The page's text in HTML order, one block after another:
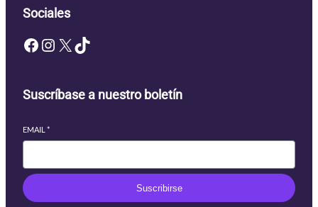
Sociales
Facebook Instagram X TikTok
Suscríbase a nuestro boletín
EMAIL *
Suscribirse